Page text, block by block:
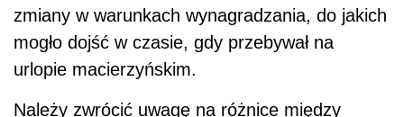
zmiany w warunkach wynagradzania, do jakich
mogło dojść w czasie, gdy przebywał na
urlopie macierzyńskim.
Należy zwrócić uwagę na różnice między